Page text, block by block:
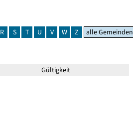
R S T U V W Z alle Gemeinden
Gültigkeit